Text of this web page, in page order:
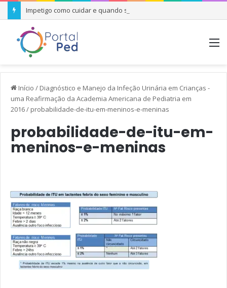
Impetigo como cuidar e quando se preocupar
Início / Diagnóstico e Manejo da Infeção Urinária em Crianças -
uma Reafirmação da Academia Americana de Pediatria em
2016/ probabilidade-de-itu-em-meninos-e-meninas
probabilidade-de-itu-em-
meninos-e-meninas